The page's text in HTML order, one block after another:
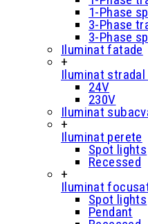
1-Phase
3-Phase
3-Phase
Iluminat fatade
+
Iluminat
24V
230V
Iluminat
+
Iluminat perete
Spot lights
Recessed
+
Iluminat
Spot lights
Pendant